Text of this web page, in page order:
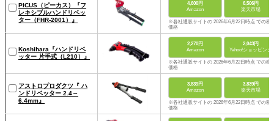
PICUS（ピーカス）『フ
レキシブルハンドリベッ
ター（FHR-2001）』
4,600円
Amazon
6,506円
楽天市場
※各社通販サイトの 2026年6月22日時点 での税
価格
Koshihara『ハンドリベ
ッター 片手式（L210）』
2,270円
Amazon
2,043円
Yahoo!ショッピング
※各社通販サイトの 2026年6月22日時点 での税
価格
アストロプロダクツ『 ハ
ンドリベッター 2.4～
6.4mm』
3,839円
Amazon
3,839円
楽天市場
※各社通販サイトの 2026年6月22日時点 での税
価格